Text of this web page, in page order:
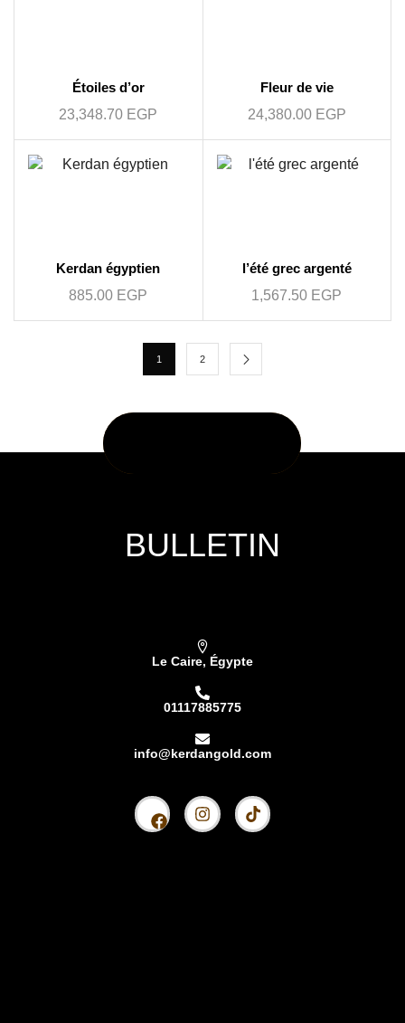
Étoiles d’or
23,348.70 EGP
Fleur de vie
24,380.00 EGP
Kerdan égyptien
885.00 EGP
l’été grec argenté
1,567.50 EGP
1 2
BULLETIN
Le Caire, Égypte
01117885775
info@kerdangold.com